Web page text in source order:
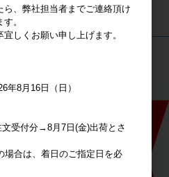
ら、弊社担当者までご連絡頂け
。
しくお願い申し上げます。
年8月16日（日）
受付分→8月7日(金)出荷とさ
合は、着日のご指定日を必